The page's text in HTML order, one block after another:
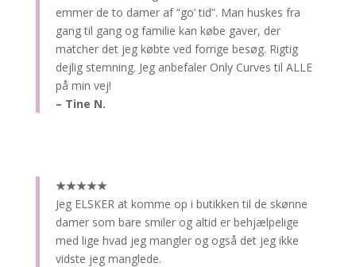
emmer de to damer af “go’ tid”. Man huskes fra
gang til gang og familie kan købe gaver, der
matcher det jeg købte ved forrige besøg. Rigtig
dejlig stemning. Jeg anbefaler Only Curves til ALLE
på min vej!
– Tine N.
★★★★★
Jeg ELSKER at komme op i butikken til de skønne
damer som bare smiler og altid er behjælpelige
med lige hvad jeg mangler og også det jeg ikke
vidste jeg manglede.